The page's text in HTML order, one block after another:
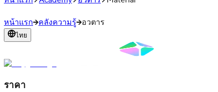
หน้าแรก คลังความรู้ อวตาร
ไทย
ราคา